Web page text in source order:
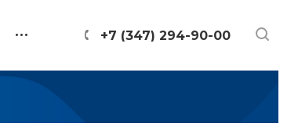
+7 (347) 294-90-00